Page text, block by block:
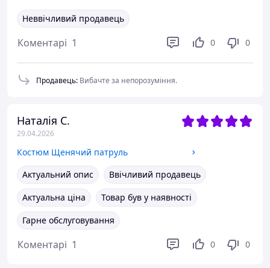
Неввічливий продавець
Коментарі 1 0 0
Продавець: Вибачте за непорозуміння.
Наталія С.
29.04.2026
Костюм Щенячий патруль
Актуальний опис
Ввічливий продавець
Актуальна ціна
Товар був у наявності
Гарне обслуговування
Коментарі 1 0 0